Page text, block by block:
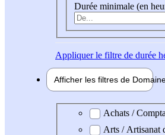
Durée minimale (en
Appliquerle filtre de durée
Afficher les filtres de
Domaine professionel
Achats /
Arts / Artisanat